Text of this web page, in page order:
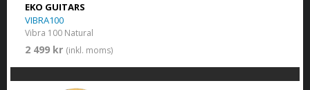
EKO GUITARS
VIBRA100
Vibra 100 Natural
2 499 kr (inkl. moms)